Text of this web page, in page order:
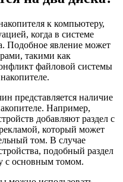
к компьютеру,
когда в системе
Подобное явление может
такими как
файловой системы
представляется наличие
Например,
добавляют раздел с
который может
том. В случае
подобный раздел
с основным томом.